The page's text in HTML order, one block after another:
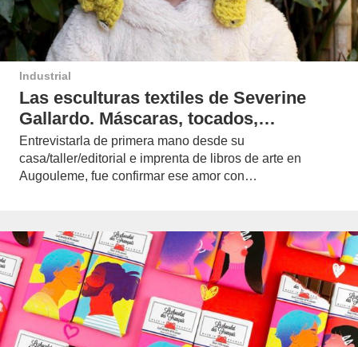
Industrial
Las esculturas textiles de Severine
Gallardo. Máscaras, tocados,…
Entrevistarla de primera mano desde su
casa/taller/editorial e imprenta de libros de arte en
Augouleme, fue confirmar ese amor con…